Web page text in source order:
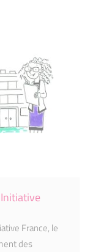
France, le
des